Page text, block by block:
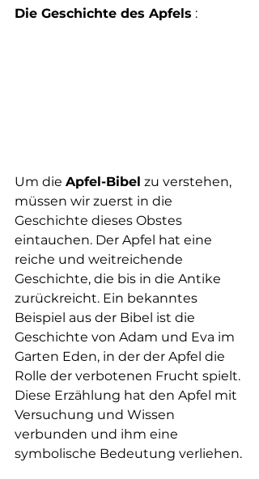
Die Geschichte des Apfels :
Um die Apfel-Bibel zu verstehen,
müssen wir zuerst in die
Geschichte dieses Obstes
eintauchen. Der Apfel hat eine
reiche und weitreichende
Geschichte, die bis in die Antike
zurückreicht. Ein bekanntes
Beispiel aus der Bibel ist die
Geschichte von Adam und Eva im
Garten Eden, in der der Apfel die
Rolle der verbotenen Frucht spielt.
Diese Erzählung hat den Apfel mit
Versuchung und Wissen
verbunden und ihm eine
symbolische Bedeutung verliehen.